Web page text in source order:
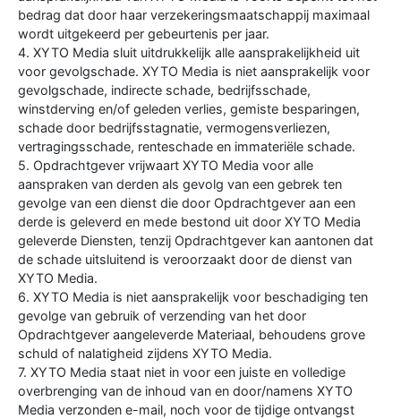
bedrag dat door haar verzekeringsmaatschappij maximaal
wordt uitgekeerd per gebeurtenis per jaar.
4. XYTO Media sluit uitdrukkelijk alle aansprakelijkheid uit
voor gevolgschade. XYTO Media is niet aansprakelijk voor
gevolgschade, indirecte schade, bedrijfsschade,
winstderving en/of geleden verlies, gemiste besparingen,
schade door bedrijfsstagnatie, vermogensverliezen,
vertragingsschade, renteschade en immateriële schade.
5. Opdrachtgever vrijwaart XYTO Media voor alle
aanspraken van derden als gevolg van een gebrek ten
gevolge van een dienst die door Opdrachtgever aan een
derde is geleverd en mede bestond uit door XYTO Media
geleverde Diensten, tenzij Opdrachtgever kan aantonen dat
de schade uitsluitend is veroorzaakt door de dienst van
XYTO Media.
6. XYTO Media is niet aansprakelijk voor beschadiging ten
gevolge van gebruik of verzending van het door
Opdrachtgever aangeleverde Materiaal, behoudens grove
schuld of nalatigheid zijdens XYTO Media.
7. XYTO Media staat niet in voor een juiste en volledige
overbrenging van de inhoud van en door/namens XYTO
Media verzonden e-mail, noch voor de tijdige ontvangst